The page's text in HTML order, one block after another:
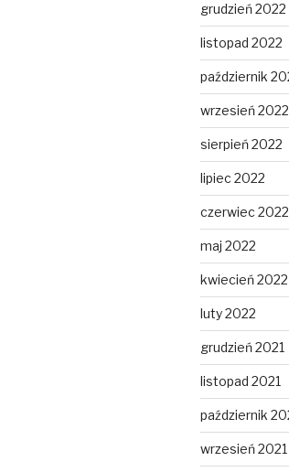
grudzień 2022
listopad 2022
październik
wrzesień 2022
sierpień 2022
lipiec 2022
czerwiec 2022
maj 2022
kwiecień 2022
luty 2022
grudzień 2021
listopad 2021
październik
wrzesień 2021